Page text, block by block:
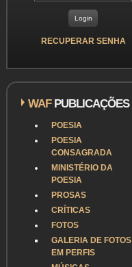
RECUPERAR SENHA
WAFPUBLICAÇÕES
POESIA
POESIA
CONSAGRADA
MINISTÉRIO DA
POESIA
PROSAS
CRÍTICAS
FOTOS
GALERIA DE FOTOS
EM PERFIS